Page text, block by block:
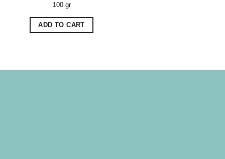
100 gr
ADD TO CART